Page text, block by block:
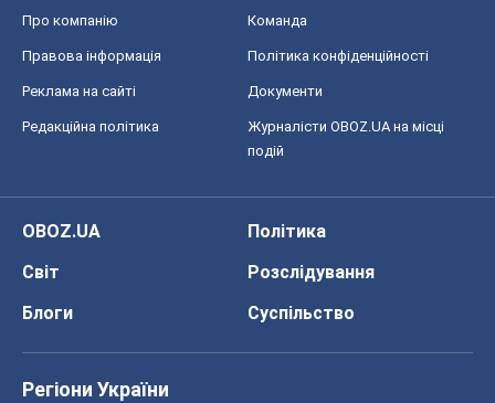
Про компанію Команда
Правова інформація Політика конфіденційності
Реклама на сайті Документи
Редакційна політика
Журналісти OBOZ.UA на місці
подій
OBOZ.UA
Політика
Світ
Розслідування
Блоги
Суспільство
Регіони України